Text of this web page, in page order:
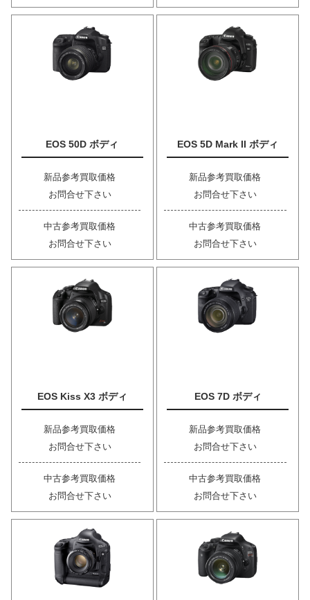
EOS 50D ボディ
新品参考買取価格
お問合せ下さい
中古参考買取価格
お問合せ下さい
EOS 5D Mark II ボディ
新品参考買取価格
お問合せ下さい
中古参考買取価格
お問合せ下さい
EOS Kiss X3 ボディ
新品参考買取価格
お問合せ下さい
中古参考買取価格
お問合せ下さい
EOS 7D ボディ
新品参考買取価格
お問合せ下さい
中古参考買取価格
お問合せ下さい